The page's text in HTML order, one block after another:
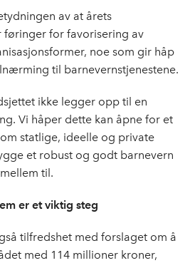
av at årets
føringer for favorisering av
noe som gir håp
til barnevernstjenestene.
ikke legger opp til en
Vi håper dette kan åpne for et
statlige, ideelle og private
et robust og godt barnevern
til.
er et viktig steg
tilfredshet med forslaget om å
med 114 millioner kroner,